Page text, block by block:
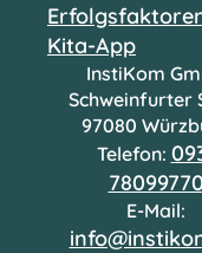
InstiKom
Schweinfurter
97080
Telefon:
E-Mail:
Kita-App